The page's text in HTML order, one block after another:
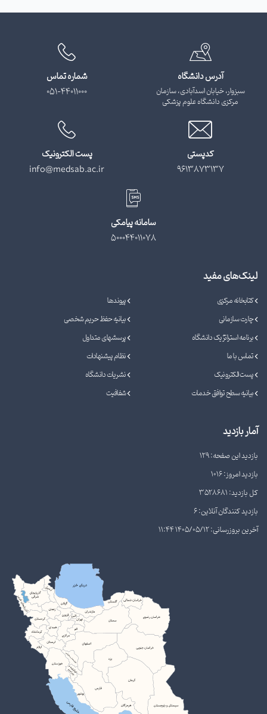
آدرس دانشگاه
سبزوار، خیابان اسدآبادی، سازمان
مرکزی دانشگاه علوم پزشکی
شماره تماس
051-44011000
کدپستی
9613873137
پست الکترونیک
info@medsab.ac.ir
سامانه پیامکی
500044011078
لینک‌های مفید
کتابخانه مرکزی
پیوندها
چارت سازمانی
بیانیه حفظ حریم شخصی
برنامه استراتژیک دانشگاه
پرسشهای متداول
تماس با ما
نظام پیشنهادات
پست الکترونیک
نشریات دانشگاه
بیانیه سطح توافق خدمات
شفافیت
آمار بازدید
بازدید این صفحه: 129
بازدید امروز: 1016
کل بازدید: 3528681
بازدید کنندگان آنلاین: 6
آخرین بروزرسانی: 1405/05/12 11:44